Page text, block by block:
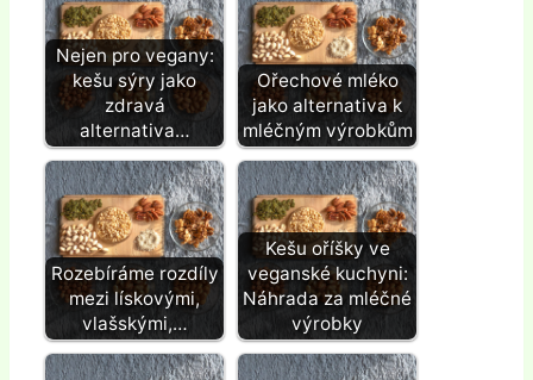
Nejen pro vegany:
kešu sýry jako
zdravá
alternativa…
Ořechové mléko
jako alternativa k
mléčným výrobkům
Rozebíráme rozdíly
mezi lískovými,
vlašskými,…
Kešu oříšky ve
veganské kuchyni:
Náhrada za mléčné
výrobky